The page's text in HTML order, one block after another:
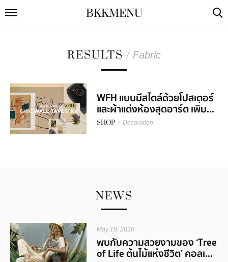
BKKMENU
RESULTS / Fabric
WFH แบบมีสไตล์ด้วยโปสเตอร์
และผ้าแต่งห้องสุดอาร์ต เพิ่ม...
SHOP / Decoration
NEWS
May 18, 2020
พบกับความสวยงามของ ‘Tree
of Life ต้นไม้แห่งชีวิต’ คอลเ...